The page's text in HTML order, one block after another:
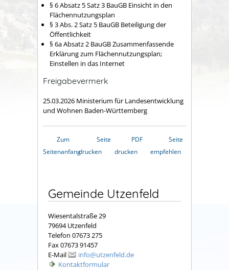
§ 6 Absatz 5 Satz 3 BauGB Einsicht in den
Flächennutzungsplan
§ 3 Abs. 2Satz 5 BauGB Beteiligung der
Öffentlichkeit
§ 6a Absatz 2 BauGB Zusammenfassende
Erklärung zum Flächennutzungsplan;
Einstellen in das Internet
Freigabevermerk
25.03.2026 Ministerium für Landesentwicklung
und Wohnen Baden-Württemberg
Zum
Seitenanfang
Seite
drucken
PDF
drucken
Seite
empfehlen
Gemeinde Utzenfeld
Wiesentalstraße 29
79694 Utzenfeld
Telefon 07673 275
Fax 07673 91457
E-Mail
info@utzenfeld.de
Kontaktformular